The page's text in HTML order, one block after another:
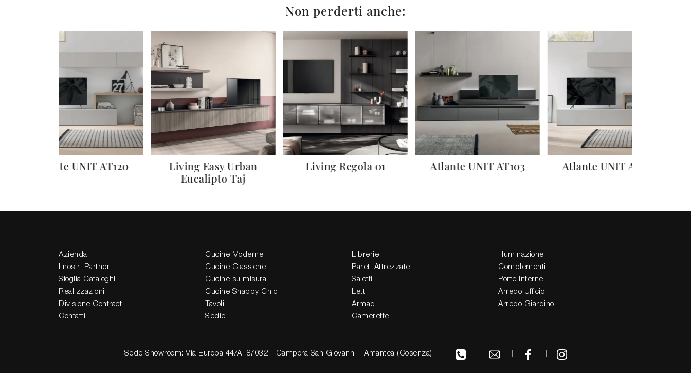
Non perderti anche:
Atlante UNIT AT120
Living Easy Urban
Eucalipto Taj
Living Regola 01 Atlante UNIT AT103 Atlante UNIT AT120
Azienda
I nostri Partner
Sfoglia Cataloghi
Realizzazioni
Divisione Contract
Contatti
Cucine Moderne
Cucine Classiche
Cucine su misura
Cucine Shabby Chic
Tavoli
Sedie
Librerie
Pareti Attrezzate
Salotti
Letti
Armadi
Camerette
Illuminazione
Complementi
Porte Interne
Arredo Ufficio
Arredo Giardino
Sede Showroom: Via Europa 44/A, 87032 - Campora San Giovanni - Amantea (Cosenza)